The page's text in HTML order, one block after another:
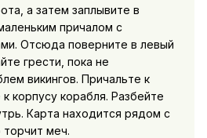
а затем заплывите в
причалом с
Отсюда поверните в левый
грести, пока не
викингов. Причальте к
корпусу корабля. Разбейте
Карта находится рядом с
торчит меч.